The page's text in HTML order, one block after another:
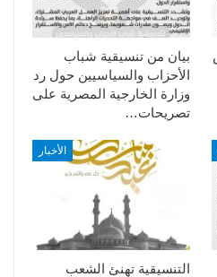
بيان من تنسيقية شباب
الأحزاب والسياسيين حول رد
وزارة الخارجية المصرية على
تصريحات…
الأخبار
التنسيقية تهنئ الشعب